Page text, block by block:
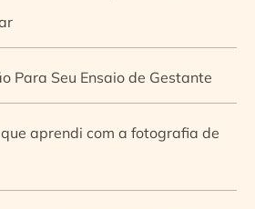
Para Seu Ensaio de Gestante
aprendi com a fotografia de